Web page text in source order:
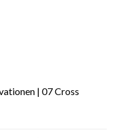
| 07 Cross